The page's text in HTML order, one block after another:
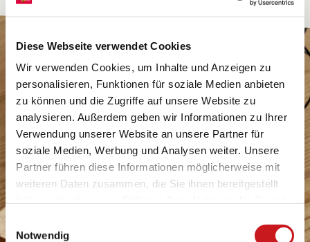
Diese Webseite verwendet Cookies
Wir verwenden Cookies, um Inhalte und Anzeigen zu
personalisieren, Funktionen für soziale Medien anbieten
zu können und die Zugriffe auf unsere Website zu
analysieren. Außerdem geben wir Informationen zu Ihrer
Verwendung unserer Website an unsere Partner für
soziale Medien, Werbung und Analysen weiter. Unsere
Partner führen diese Informationen möglicherweise mit
weiteren Daten zusammen, die Sie ihnen bereitgestellt
Datenschutzhinweisen
mehr darüber, wer wir sind, wie
Notwendig